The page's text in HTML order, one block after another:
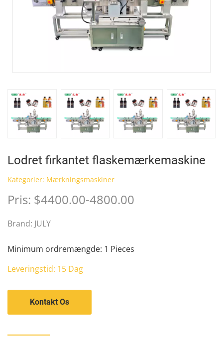
Lodret firkantet flaskemærkemaskine
Kategorier: Mærkningsmaskiner
Pris: $4400.00-4800.00
Brand: JULY
Minimum ordremængde: 1 Pieces
Leveringstid: 15 Dag
Kontakt Os